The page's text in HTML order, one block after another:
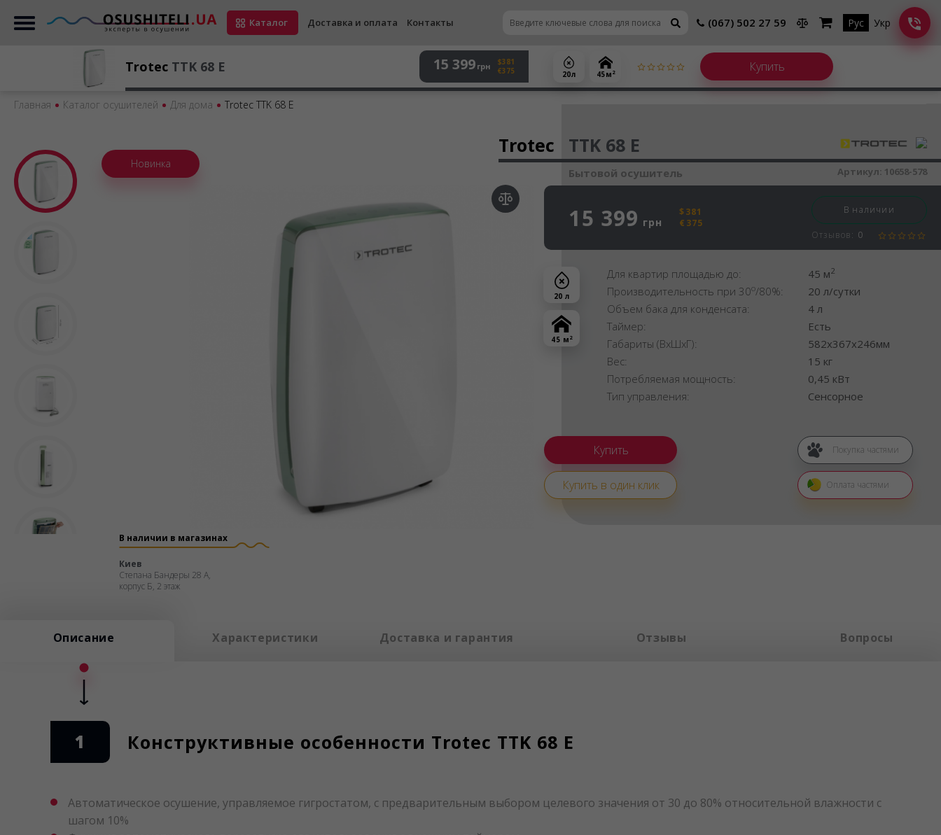
Каталог Доставка и оплата Контакты (067) 502 27 59 Рус Укр
Главная Каталог осушителей Для дома Trotec TTK 68 E
Trotec TTK 68 E 15 399 грн
$381
€375
20 л 45 м 2
20 л
45 м 2
Новинка
Осушитель воздуха
Trotec TTK 68 E
Бытовой осушитель
15 399 грн
$381
€375
В наличии
Отзывов: 0
Артикул: 10658-578
Для квартир площадью до: 45 м2
Производительность при 30o/80%:
20 л/сутки
Объем бака для конденсата:
4 л
Таймер:
Есть
Габариты (ВхШхГ):
582x367x246мм
Вес:
15 кг
Потребляемая мощность:
0,45 кВт
Тип управления:
Сенсорное
Купить в один клик
Покупка частями
Оплата частями
В наличии в магазинах
Киев
Степана Бандеры 28 А,
корпус Б, 2 этаж
Описание Характеристики Доставка и гарантия Отзывы Вопросы
1 Конструктивные особенности Trotec TTK 68 E
Автоматическое осушение, управляемое гигростатом, с предварительным выбором целевого значения от 30 до 80% относительной влажности с
шагом 10%